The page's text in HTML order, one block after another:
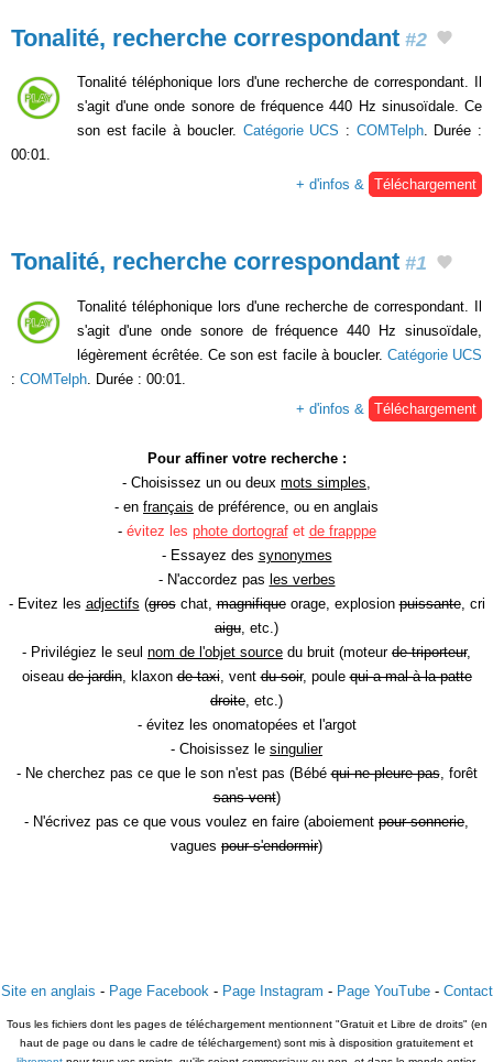
Tonalité, recherche correspondant #2
Tonalité téléphonique lors d'une recherche de correspondant. Il
s'agit d'une onde sonore de fréquence 440 Hz sinusoïdale. Ce
son est facile à boucler. Catégorie UCS : COMTelph. Durée :
00:01.
+ d'infos & Téléchargement
Tonalité, recherche correspondant #1
Tonalité téléphonique lors d'une recherche de correspondant. Il
s'agit d'une onde sonore de fréquence 440 Hz sinusoïdale,
légèrement écrêtée. Ce son est facile à boucler. Catégorie UCS
: COMTelph . Durée : 00:01.
+ d'infos &
Téléchargement
Pour affiner votre recherche :
- Choisissez un ou deux mots simples
- en français de préférence, ou en anglais
- évitez les phote dortografet de frapppe
- Essayez des synonymes
- N'accordez pas les verbes
- Evitez les adjectifs (groschat,magnifiqueorage, explosionpuissante, cri
aigu , etc.)
- Privilégiez le seul nom de l'objet source du bruit (moteur de triporteur,
oiseaude jardin, klaxonde taxi, ventdu soir, poulequi a mal à la patte
droite , etc.)
- évitez les onomatopées et l'argot
- Choisissez le singulier
- Ne cherchez pas ce que le son n'est pas (Bébéqui ne pleure pas, forêt
sans vent)
- N'écrivez pas ce que vous voulez en faire (aboiement pour sonnerie
vagues pour s'endormir)
Site en anglais - Page Facebook - Page Instagram - Page YouTube- Contact
Tous les fichiers dont les pages de téléchargement mentionnent "Gratuit et Libre de droits" (en
haut de page ou dans le cadre de téléchargement) sont mis à disposition gratuitement et